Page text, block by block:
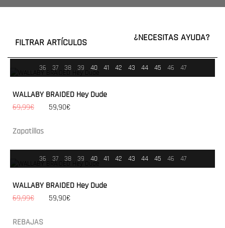
FILTRAR ARTÍCULOS ¿NECESITAS AYUDA?
36 37 38 39 40 41 42 43 44 45 46 47
WALLABY BRAIDED Hey Dude
69,99€
59,90€
Zapatillas
36 37 38 39 40 41 42 43 44 45 46 47
WALLABY BRAIDED Hey Dude
69,99€
59,90€
REBAJAS